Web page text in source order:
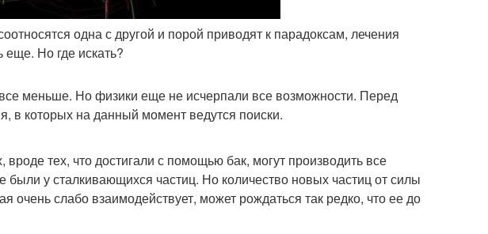
одна с другой и порой приводят к парадоксам, лечения
Но где искать?
меньше. Но физики еще не исчерпали все возможности. Перед
в которых на данный момент ведутся поиски.
тех, что достигали с помощью бак, могут производить все
у сталкивающихся частиц. Но количество новых частиц от силы
очень слабо взаимодействует, может рождаться так редко, что ее до